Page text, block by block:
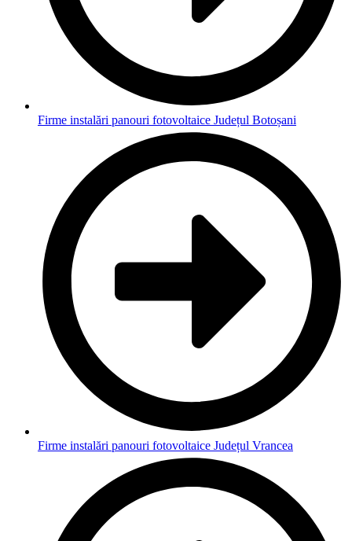
Firme instalări panouri fotovoltaice Județul Botoșani
Firme instalări panouri fotovoltaice Județul Vrancea